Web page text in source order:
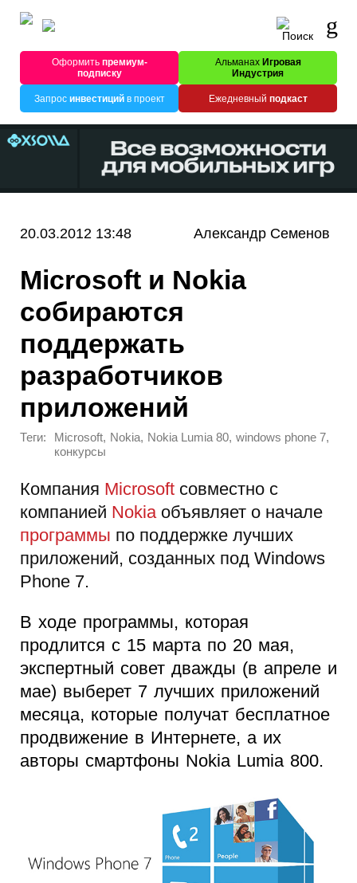
Оформитьпремиум-
подписку
Альманах Игровая
Индустрия
Запрос инвестицийв проект Ежедневный подкаст
20.03.2012 13:48 Александр Семенов
Microsoft и Nokia
собираются
поддержать
разработчиков
приложений
Теги: Microsoft, Nokia, Nokia Lumia 80, windows phone 7,
конкурсы
Компания Microsoft совместно с
компанией Nokia объявляет о начале
программы по поддержке лучших
приложений, созданных под Windows
Phone 7.
В ходе программы, которая
продлится с 15 марта по 20 мая,
экспертный совет дважды (в апреле и
мае) выберет 7 лучших приложений
месяца, которые получат бесплатное
продвижение в Интернете, а их
авторы смартфоны Nokia Lumia 800.